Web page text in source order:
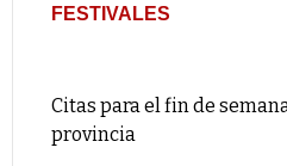
FESTIVALES
Citas para el fin de
provincia